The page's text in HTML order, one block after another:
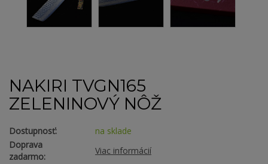
NAKIRI TVGN165
ZELENINOVÝ NÔŽ
Dostupnosť:
na sklade
Doprava
zadarmo:
Viac informácií